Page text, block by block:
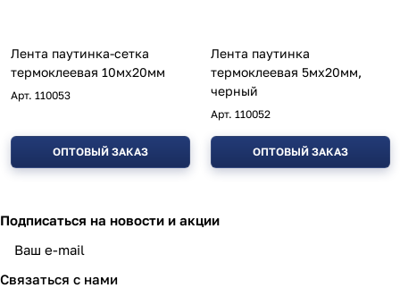
Лента паутинка-сетка
термоклеевая 10мх20мм
Арт. 110053
ОПТОВЫЙ ЗАКАЗ
Лента паутинка
термоклеевая 5мх20мм,
черный
Арт. 110052
ОПТОВЫЙ ЗАКАЗ
Подписаться на новости и акции
Связаться с нами